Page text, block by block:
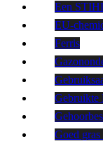
Een
EU-
Ferris
Gebruikte
Goed gras